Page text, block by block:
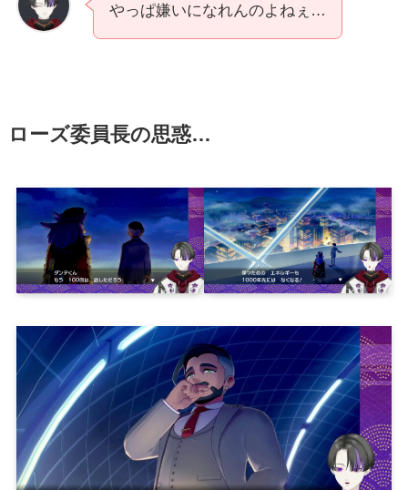
やっぱ嫌いになれんのよねぇ…
ローズ委員長の思惑…